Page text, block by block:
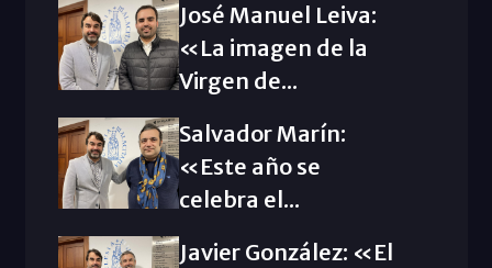
José Manuel Leiva:
«La imagen de la
Virgen de...
Salvador Marín:
«Este año se
celebra el...
Javier González: «El